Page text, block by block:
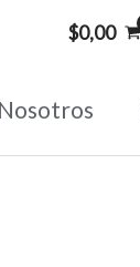
$0,00
Nosotros